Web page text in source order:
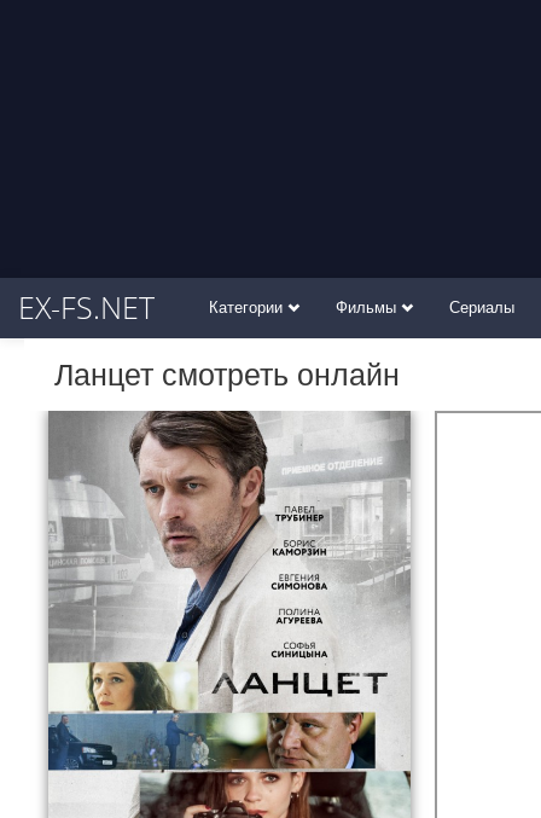
EX-FS.NET Категории Фильмы Сериалы
Ланцет смотреть онлайн